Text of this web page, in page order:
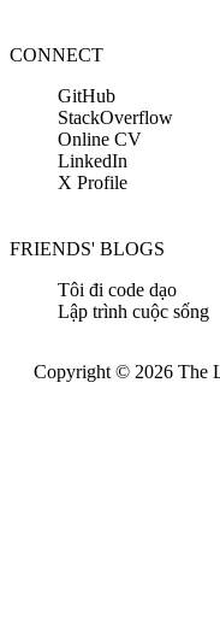
CONNECT
GitHub
StackOverflow
Online CV
LinkedIn
X Profile
FRIENDS' BLOGS
Tôi đi code dạo
Lập trình cuộc sống
Copyright © 2026 The